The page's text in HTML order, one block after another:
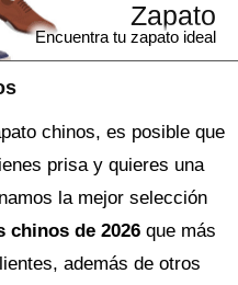
Zapato
Encuentra tu zapato ideal
chinos, es posible que
prisa y quieres una
la mejor selección
chinos de 2026 que más
además de otros